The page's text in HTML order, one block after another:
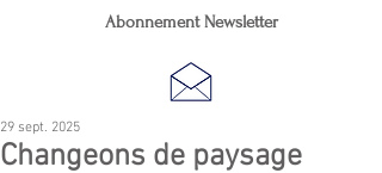
Abonnement Newsletter
Changeons de paysage
29 sept. 2025